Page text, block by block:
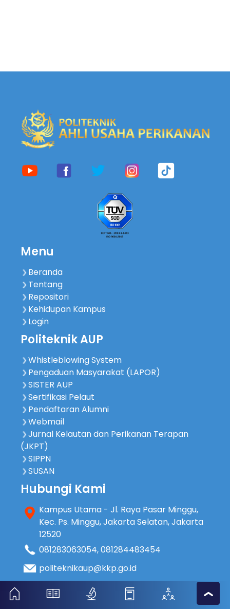
Menu
Beranda
Tentang
Repositori
Kehidupan Kampus
Login
Politeknik AUP
Whistleblowing System
Pengaduan Masyarakat (LAPOR)
SISTER AUP
Sertifikasi Pelaut
Pendaftaran Alumni
Webmail
Jurnal Kelautan dan Perikanan Terapan
(JKPT)
SIPPN
SUSAN
Hubungi Kami
Kampus Utama - Jl. Raya Pasar Minggu,
Kec. Ps. Minggu, Jakarta Selatan, Jakarta
12520
081283063054,081284483454
politeknikaup@kkp.go.id